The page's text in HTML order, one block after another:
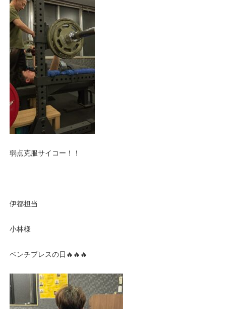
弱点克服サイコー！！
伊都担当
小林様
ベンチプレスの日🔥🔥🔥